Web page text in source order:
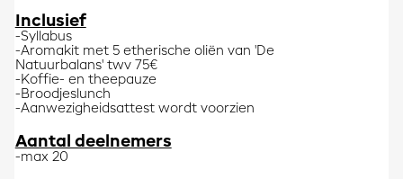
Inclusief
-Syllabus
-Aromakit met 5 etherische oliën van 'De
Natuurbalans' twv 75€
-Koffie- en theepauze
-Broodjeslunch
-Aanwezigheidsattest wordt voorzien
Aantal deelnemers
-max 20